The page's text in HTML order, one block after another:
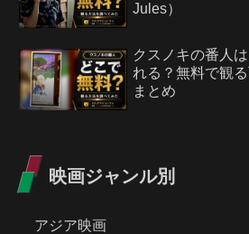
Jules）
クスノキの番人
れる？無料で観
まとめ
映画ジャンル別
アジア映画